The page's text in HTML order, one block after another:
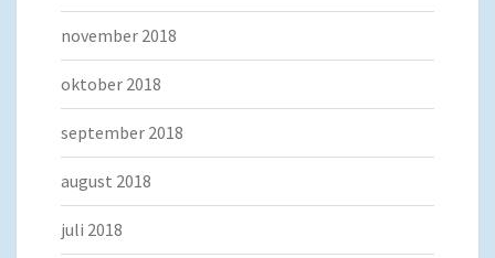
november 2018
oktober 2018
september 2018
august 2018
juli 2018